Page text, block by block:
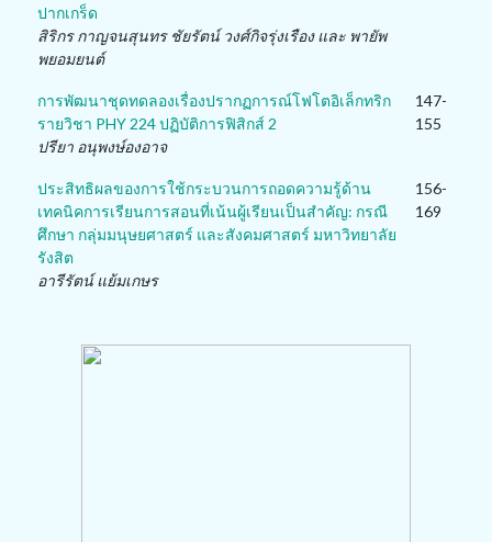
ปากเกร็ด
สิริกร กาญจนสุนทร ชัยรัตน์ วงศ์กิจรุ่งเรือง และ พายัพ
พยอมยนต์
การพัฒนาชุดทดลองเรื่องปรากฏการณ์โฟโตอิเล็กทริก
รายวิชา PHY 224 ปฏิบัติการฟิสิกส์ 2
ปรียา อนุพงษ์องอาจ
147-
155
ประสิทธิผลของการใช้กระบวนการถอดความรู้ด้าน
เทคนิคการเรียนการสอนที่เน้นผู้เรียนเป็นสำคัญ: กรณี
ศึกษา กลุ่มมนุษยศาสตร์ และสังคมศาสตร์ มหาวิทยาลัย
รังสิต
อารีรัตน์ แย้มเกษร
156-
169